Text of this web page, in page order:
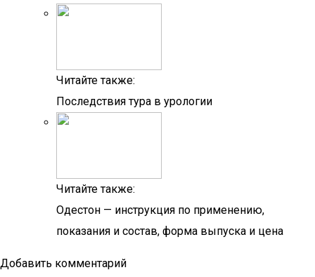
Читайте также:
Последствия тура в урологии
Читайте также:
Одестон — инструкция по применению,
показания и состав, форма выпуска и цена
Добавить комментарий